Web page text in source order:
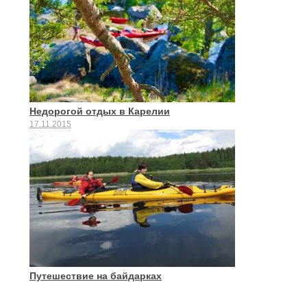
Недорогой отдых в Карелии
17.11.2015
Путешествие на байдарках